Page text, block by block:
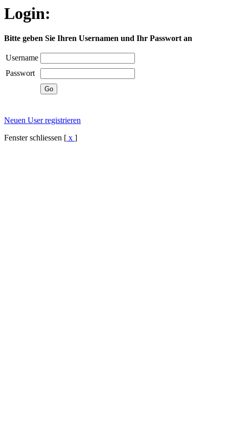
Login:
Bitte geben Sie Ihren Usernamen und Ihr Passwort an
Username
Passwort
Neuen User registrieren
Fenster schliessen [ x ]